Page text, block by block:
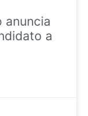
anuncia
a